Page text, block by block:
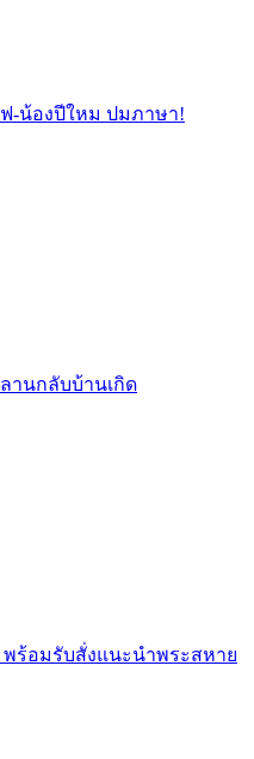
-น้องปีใหม ปมภาษา!
านกลับบ้านเกิด
พร้อมรับสั่งแนะนำพระสหาย